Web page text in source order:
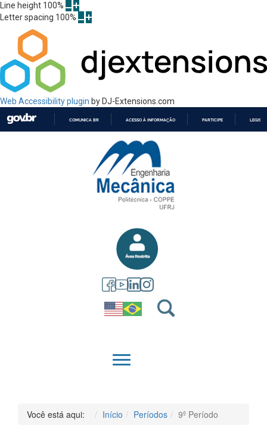
Line height 100%
Letter spacing 100%
Web Accessibility plugin by DJ-Extensions.com
PARA
CONTEÚDO
COMUNICA BR ACESSO À INFORMAÇÃO PARTICIPE
QUEM SOMOS
Você está aqui: Início Períodos 9º Período